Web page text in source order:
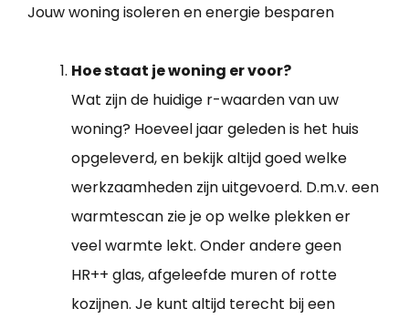
Jouw woning isoleren en energie besparen
Hoe staat je woning er voor?
Wat zijn de huidige r-waarden van uw
woning? Hoeveel jaar geleden is het huis
opgeleverd, en bekijk altijd goed welke
werkzaamheden zijn uitgevoerd. D.m.v. een
warmtescan zie je op welke plekken er
veel warmte lekt. Onder andere geen
HR++ glas, afgeleefde muren of rotte
kozijnen. Je kunt altijd terecht bij een